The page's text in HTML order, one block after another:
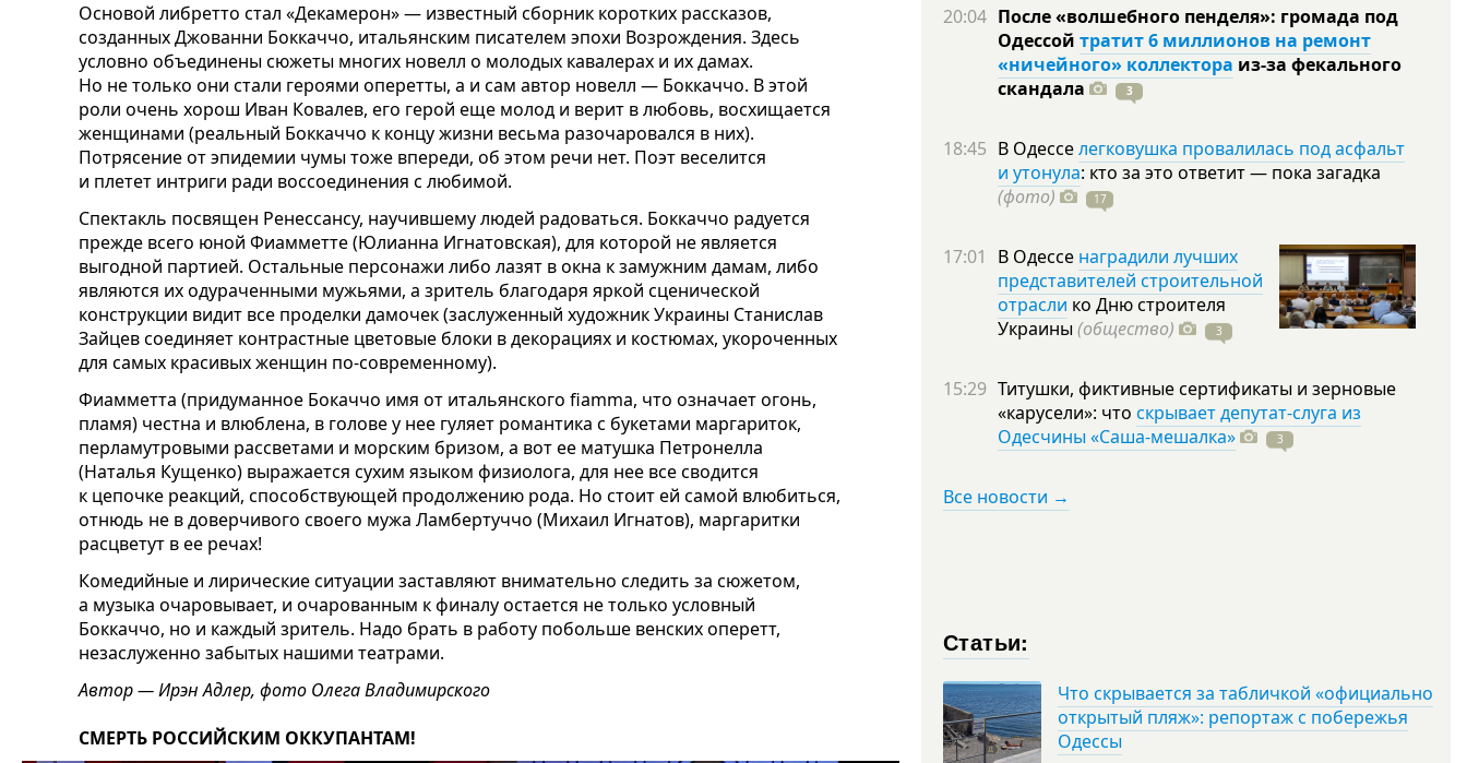
Основой либретто стал «Декамерон» — известный сборник коротких рассказов,
созданных Джованни Боккаччо, итальянским писателем эпохи Возрождения. Здесь
условно объединены сюжеты многих новелл о молодых кавалерах и их дамах.
Но не только они стали героями оперетты, а и сам автор новелл — Боккаччо. В этой
роли очень хорош Иван Ковалев, его герой еще молод и верит в любовь, восхищается
женщинами (реальный Боккаччо к концу жизни весьма разочаровался в них).
Потрясение от эпидемии чумы тоже впереди, об этом речи нет. Поэт веселится
и плетет интриги ради воссоединения с любимой.
Спектакль посвящен Ренессансу, научившему людей радоваться. Боккаччо радуется
прежде всего юной Фиамметте (Юлианна Игнатовская), для которой не является
выгодной партией. Остальные персонажи либо лазят в окна к замужним дамам, либо
являются их одураченными мужьями, а зритель благодаря яркой сценической
конструкции видит все проделки дамочек (заслуженный художник Украины Станислав
Зайцев соединяет контрастные цветовые блоки в декорациях и костюмах, укороченных
для самых красивых женщин по-современному).
Фиамметта (придуманное Бокаччо имя от итальянского fiamma, что означает огонь,
пламя) честна и влюблена, в голове у нее гуляет романтика с букетами маргариток,
перламутровыми рассветами и морским бризом, а вот ее матушка Петронелла
(Наталья Кущенко) выражается сухим языком физиолога, для нее все сводится
к цепочке реакций, способствующей продолжению рода. Но стоит ей самой влюбиться,
отнюдь не в доверчивого своего мужа Ламбертуччо (Михаил Игнатов), маргаритки
расцветут в ее речах!
Комедийные и лирические ситуации заставляют внимательно следить за сюжетом,
а музыка очаровывает, и очарованным к финалу остается не только условный
Боккаччо, но и каждый зритель. Надо брать в работу побольше венских оперетт,
незаслуженно забытых нашими театрами.
Автор —Ирэн Адлер, фото Олега Владимирского
СМЕРТЬ РОССИЙСКИМ ОККУПАНТАМ!
20:04 После «волшебного пенделя»: громада под
Одессой тратит 6 миллионов на ремонт
«ничейного» коллектора из-за фекального
скандала
3
18:45 В Одесселегковушка провалилась под асфальт
и утонула: кто за это ответит — пока загадка
(фото)
17
17:01 В Одессе наградили лучших
представителей строительной
отрасли ко Дню строителя
Украины (общество) 3
15:29 Титушки, фиктивные сертификаты и зерновые
«карусели»: что скрывает депутат-слуга из
Одесчины «Саша-мешалка»
3
Все новости →
Статьи:
Что скрывается за табличкой «официально
открытый пляж»: репортаж с побережья
Одессы